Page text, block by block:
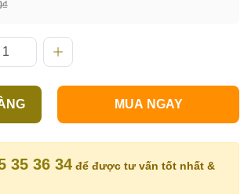
MUA NGAY
35 36 34 để được tư vấn tốt nhất &